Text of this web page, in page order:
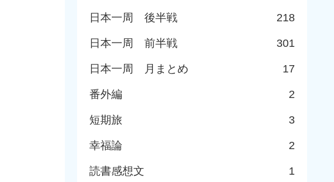
日本一周 後半戦 218
日本一周 前半戦 301
日本一周 月まとめ 17
番外編 2
短期旅 3
幸福論 2
読書感想文 1